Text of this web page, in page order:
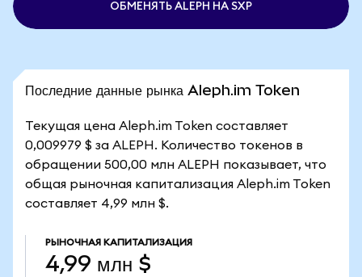
ОБМЕНЯТЬ ALEPH НА SXP
Последние данные рынка Aleph.im Token
Текущая цена Aleph.im Token составляет
0,009979 $ за ALEPH. Количество токенов в
обращении 500,00 млн ALEPH показывает, что
общая рыночная капитализация Aleph.im Token
составляет 4,99 млн $.
РЫНОЧНАЯ КАПИТАЛИЗАЦИЯ
4,99 млн $